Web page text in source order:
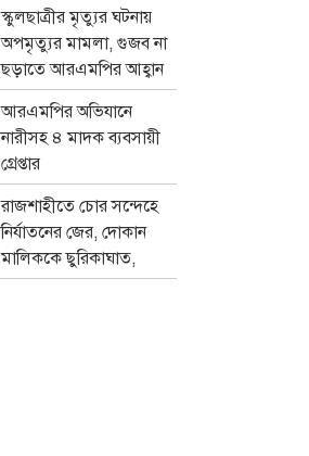
স্কুলছাত্রীর মৃত্যুর ঘটনায়
অপমৃত্যুর মামলা, গুজব না
ছড়াতে আরএমপির আহ্বান
আরএমপির অভিযানে
নারীসহ ৪ মাদক ব্যবসায়ী
গ্রেপ্তার
রাজশাহীতে চোর সন্দেহে
নির্যাতনের জের, দোকান
মালিককে ছুরিকাঘাত,
মামলা